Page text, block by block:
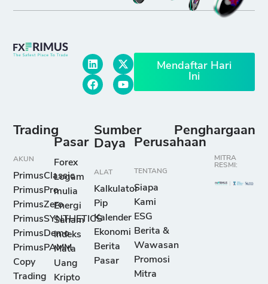
Mendaftar Hari
Ini
Trading
AKUN
PrimusClassic
PrimusPro
PrimusZero
PrimusSYNTHETICS
PrimusDemo
PrimusPAMM
Copy
Trading
Pasar
Forex
Logam
mulia
Energi
Saham
Indeks
Mata
Uang
Kripto
Sumber
Daya
ALAT
Kalkulator
Pip
Kalender
Ekonomi
Berita
Pasar
Perusahaan
TENTANG
Siapa
Kami
ESG
Berita &
Wawasan
Promosi
Mitra
Penghargaan
MITRA
RESMI: